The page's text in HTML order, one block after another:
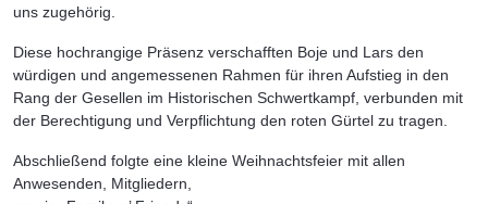
uns zugehörig.
Diese hochrangige Präsenz verschafften Boje und Lars den
würdigen und angemessenen Rahmen für ihren Aufstieg in den
Rang der Gesellen im Historischen Schwertkampf, verbunden mit
der Berechtigung und Verpflichtung den roten Gürtel zu tragen.
Abschließend folgte eine kleine Weihnachtsfeier mit allen
Anwesenden, Mitgliedern,